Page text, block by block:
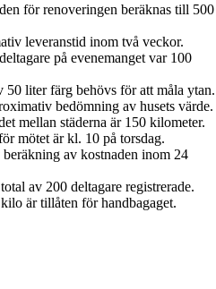
för renoveringen beräknas till 500
leveranstid inom två veckor.
på evenemanget var 100
liter färg behövs för att måla ytan.
bedömning av husets värde.
mellan städerna är 150 kilometer.
mötet är kl. 10 på torsdag.
av kostnaden inom 24
av 200 deltagare registrerade.
är tillåten för handbagaget.